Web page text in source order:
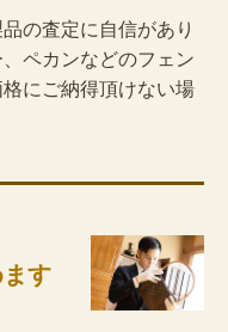
の査定に自信があり
ペカンなどのフェン
にご納得頂けない場
す